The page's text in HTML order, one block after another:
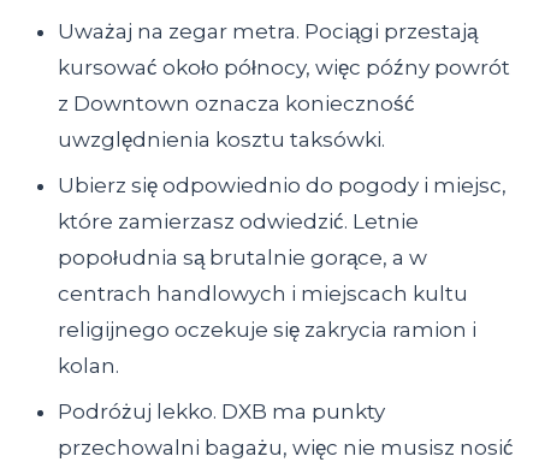
Uważaj na zegar metra. Pociągi przestają
kursować około północy, więc późny powrót
z Downtown oznacza konieczność
uwzględnienia kosztu taksówki.
Ubierz się odpowiednio do pogody i miejsc,
które zamierzasz odwiedzić. Letnie
popołudnia są brutalnie gorące, a w
centrach handlowych i miejscach kultu
religijnego oczekuje się zakrycia ramion i
kolan.
Podróżuj lekko. DXB ma punkty
przechowalni bagażu, więc nie musisz nosić